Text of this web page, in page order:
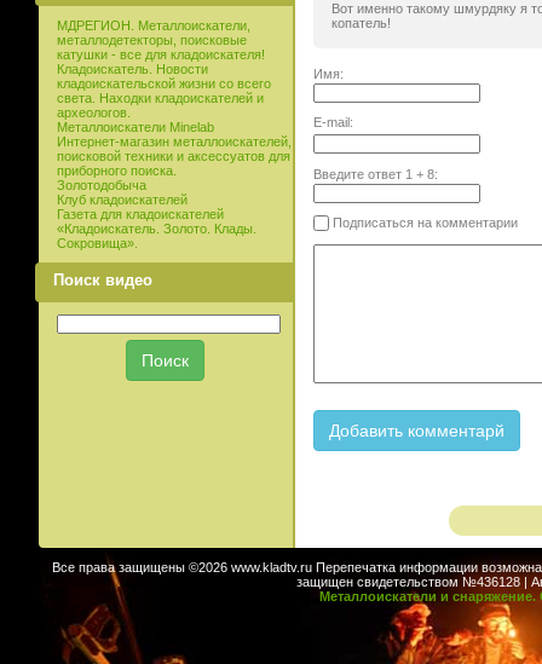
МДРЕГИОН. Металлоискатели,
металлодетекторы, поисковые
катушки - все для кладоискателя!
Кладоискатель. Новости
кладоискательской жизни со всего
света. Находки кладоискателей и
археологов.
Металлоискатели Minelab
Интернет-магазин металлоискателей,
поисковой техники и аксессуатов для
приборного поиска.
Золотодобыча
Клуб кладоискателей
Газета для кладоискателей
«Кладоискатель. Золото. Клады.
Сокровища».
Поиск видео
Вот именно такому шмурдяку я
копатель!
Имя:
E-mail:
Введите ответ 1 + 8:
Подписаться на комментарии
Все права защищены ©2026 www.kladtv.ru Перепечатка информации возможна
защищен свидетельством №436128 |
Металлоискатели и